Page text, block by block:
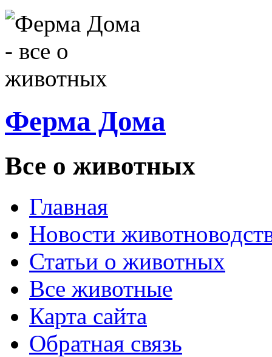
Ферма Дома
Все о животных
Главная
Новости
Статьи о животных
Все животные
Карта сайта
Обратная связь